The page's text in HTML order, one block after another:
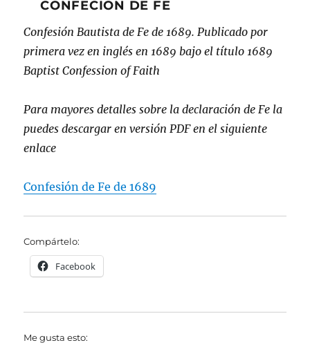
CONFECION DE FE
Confesión Bautista de Fe de 1689. Publicado por
primera vez en inglés en 1689 bajo el título 1689
Baptist Confession of Faith
Para mayores detalles sobre la declaración de Fe la
puedes descargar en versión PDF en el siguiente
enlace
Confesión de Fe de 1689
Compártelo:
Facebook
Me gusta esto: